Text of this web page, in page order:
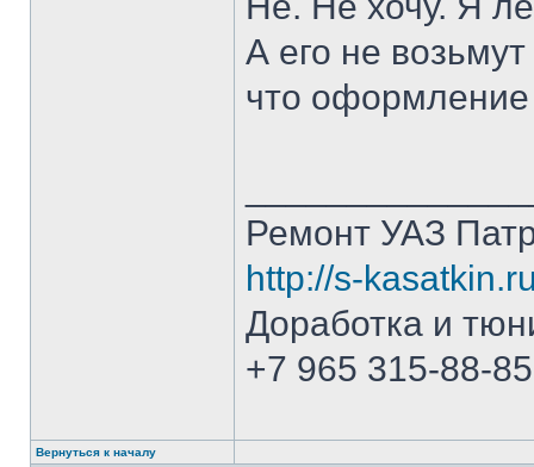
А его не
что
Ремонт УАЗ
http://s-
Доработка и
+7 965 315-88-85
Вернуться к началу